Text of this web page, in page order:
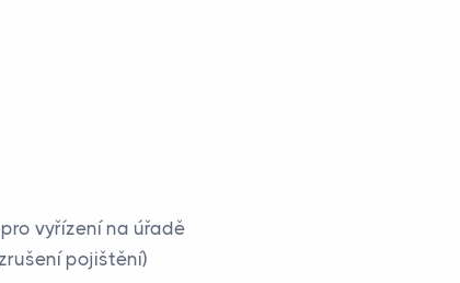
vyřízení na úřadě
pojištění)